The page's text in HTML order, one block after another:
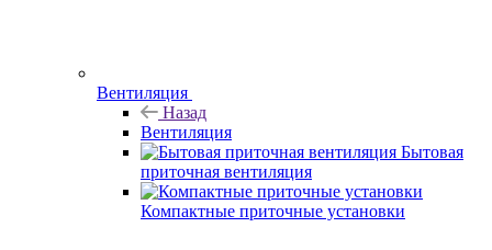
Вентиляция
Назад
Вентиляция
Бытовая
приточная вентиляция
Компактные приточные установки